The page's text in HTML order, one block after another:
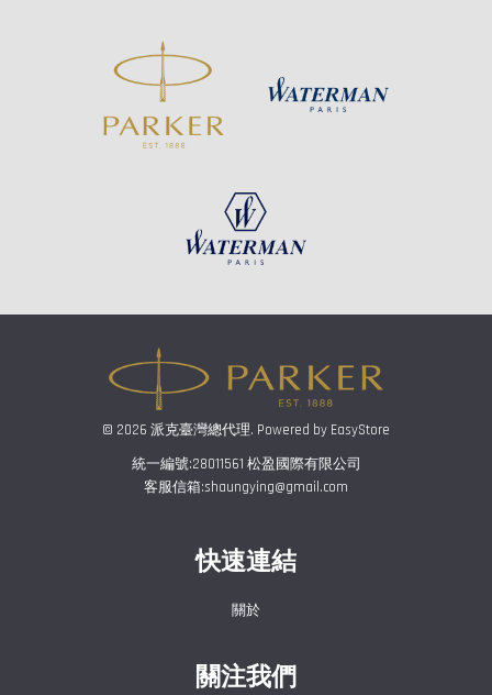
© 2026 派克臺灣總代理. Powered by EasyStore
統一編號:28011561 松盈國際有限公司
客服信箱:shaungying@gmail.com
快速連結
關於
關注我們